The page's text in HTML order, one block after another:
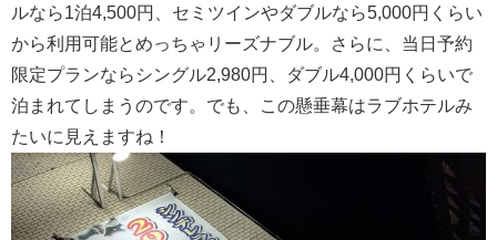
ルなら1泊4,500円、セミツインやダブルなら5,000円くらい
から利用可能とめっちゃリーズナブル。さらに、当日予約
限定プランならシングル2,980円、ダブル4,000円くらいで
泊まれてしまうのです。でも、この懸垂幕はラブホテルみ
たいに見えますね！